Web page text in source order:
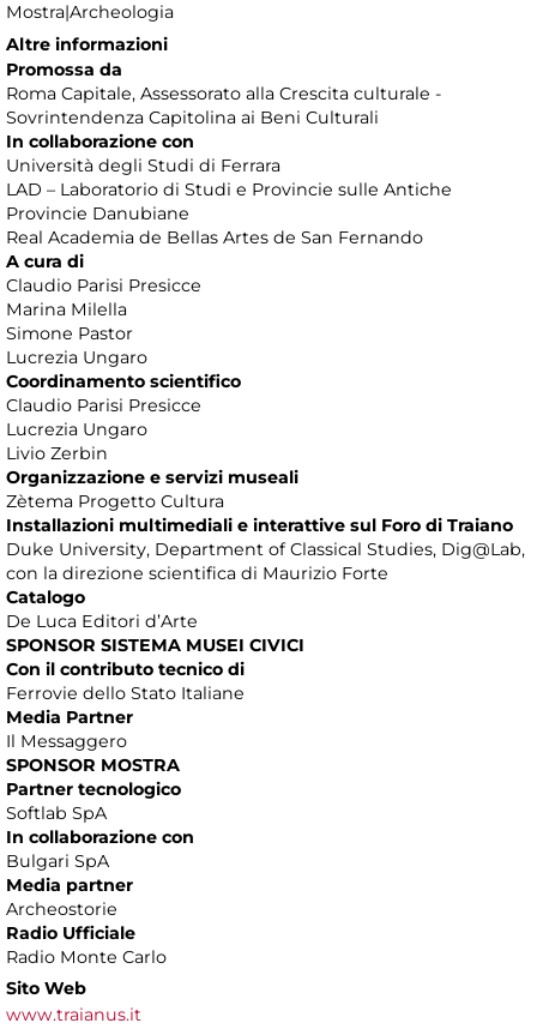
Mostra|Archeologia
Altre informazioni
Promossa da
Roma Capitale, Assessorato alla Crescita culturale -
Sovrintendenza Capitolina ai Beni Culturali
In collaborazione con
Università degli Studi di Ferrara
LAD – Laboratorio di Studi e Provincie sulle Antiche
Provincie Danubiane
Real Academia de Bellas Artes de San Fernando
A cura di
Claudio Parisi Presicce
Marina Milella
Simone Pastor
Lucrezia Ungaro
Coordinamento scientifico
Claudio Parisi Presicce
Lucrezia Ungaro
Livio Zerbin
Organizzazione e servizi museali
Zètema Progetto Cultura
Installazioni multimediali e interattive sul Foro di Traiano
Duke University, Department of Classical Studies, Dig@Lab,
con la direzione scientifica di Maurizio Forte
Catalogo
De Luca Editori d’Arte
SPONSOR SISTEMA MUSEI CIVICI
Con il contributo tecnico di
Ferrovie dello Stato Italiane
Media Partner
Il Messaggero
SPONSOR MOSTRA
Partner tecnologico
Softlab SpA
In collaborazione con
Bulgari SpA
Media partner
Archeostorie
Radio Ufficiale
Radio Monte Carlo
Sito Web
www.traianus.it